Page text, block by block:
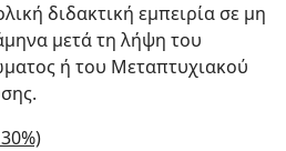
διδακτική εμπειρία σε μη
μετά τη λήψη του
ή του Μεταπτυχιακού